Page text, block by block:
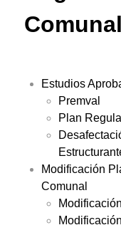
Comunal
Estudios
Premval
Plan
Modificación
Comunal